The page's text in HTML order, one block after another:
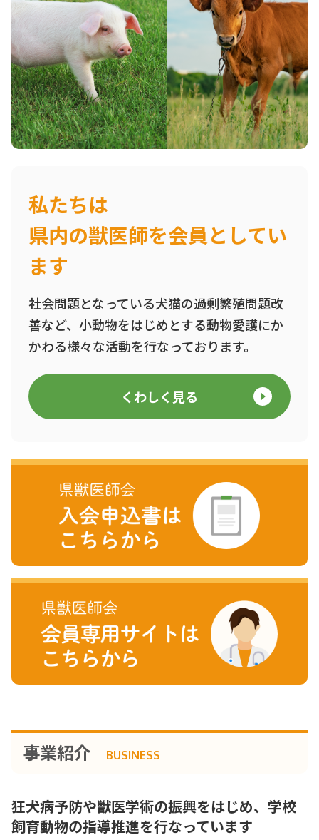
私たちは
県内の獣医師を会員としてい
ます
社会問題となっている犬猫の過剰繁殖問題改
善など、小動物をはじめとする動物愛護にか
かわる様々な活動を行なっております。
くわしく見る
事業紹介 BUSINESS
狂犬病予防や獣医学術の振興をはじめ、学校
飼育動物の指導推進を行なっています